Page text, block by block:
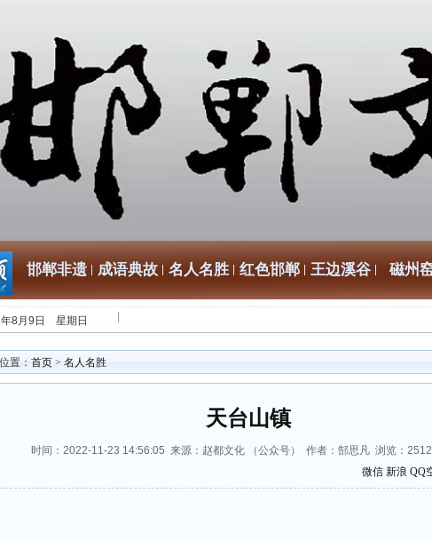
邯郸非遗 成语典故 名人名胜 红色邯郸 王边溪谷 磁州
8月9日 星期日
置： 首页 > 名人名胜
天台山镇
时间：2022-11-23 14:56:05 来源：赵都文化 （公众号） 作者：郜思凡 浏览： 2512
微信 新浪 QQ